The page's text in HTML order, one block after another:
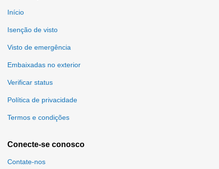
Início
Isenção de visto
Visto de emergência
Embaixadas no exterior
Verificar status
Política de privacidade
Termos e condições
Conecte-se conosco
Contate-nos